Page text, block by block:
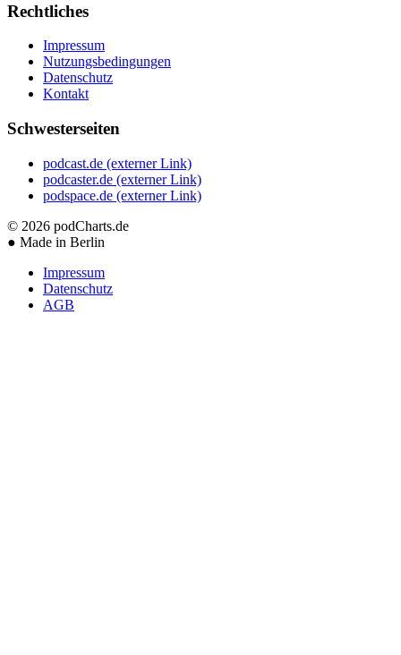
Rechtliches
Impressum
Nutzungsbedingungen
Datenschutz
Kontakt
Schwesterseiten
podcast.de (externer Link)
podcaster.de (externer Link)
podspace.de (externer Link)
© 2026 podCharts.de
● Made in Berlin
Impressum
Datenschutz
AGB